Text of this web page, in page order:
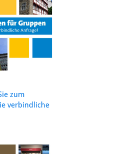
zum
verbindliche